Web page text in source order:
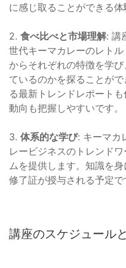
に感じ取ることができる体
2. 食べ比べと市場理解: 講
世代キーマカレーのレト
からそれぞれの特徴を学
ているのかを探ることが
る最新トレンドレポート
動向も把握しやすいです。
3. 体系的な学び: キーマカ
レービジネスのトレンド
ムを提供します。知識を
修了証が授与される予定で
講座のスケジュール